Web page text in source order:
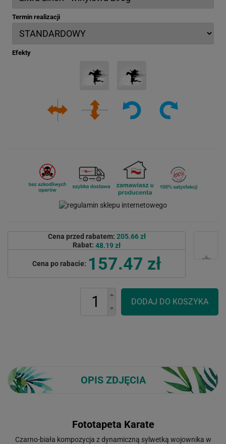
Termin realizacji
Efekty
Cena przed rabatem: 205.66 zł
Rabat: 48.19 zł
Cena po rabacie: 157.47 zł
OPIS ZDJĘCIA
Fototapeta Karate
Czarno-biała kompozycja z dynamiczną sylwetką wojownika w